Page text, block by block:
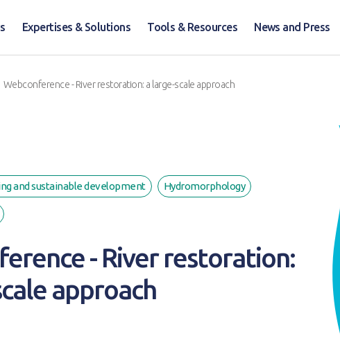
Expertises & Solutions Tools & Resources News and Press
Webconference - River restoration: a large-scale approach
and sustainable development Hydromorphology
- River restoration:
approach